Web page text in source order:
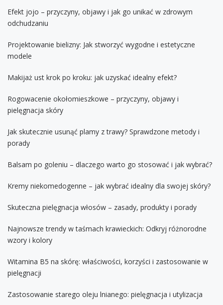
Efekt jojo – przyczyny, objawy i jak go unikać w zdrowym
odchudzaniu
Projektowanie bielizny: Jak stworzyć wygodne i estetyczne
modele
Makijaż ust krok po kroku: jak uzyskać idealny efekt?
Rogowacenie okołomieszkowe – przyczyny, objawy i
pielęgnacja skóry
Jak skutecznie usunąć plamy z trawy? Sprawdzone metody i
porady
Balsam po goleniu – dlaczego warto go stosować i jak wybrać?
Kremy niekomedogenne – jak wybrać idealny dla swojej skóry?
Skuteczna pielęgnacja włosów – zasady, produkty i porady
Najnowsze trendy w taśmach krawieckich: Odkryj różnorodne
wzory i kolory
Witamina B5 na skórę: właściwości, korzyści i zastosowanie w
pielęgnacji
Zastosowanie starego oleju lnianego: pielęgnacja i utylizacja